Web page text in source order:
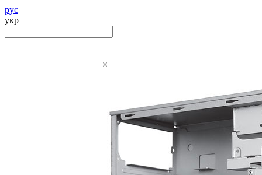
рус
укр
×